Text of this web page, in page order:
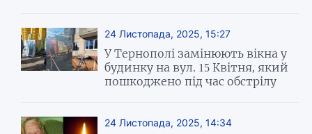
24 Листопада, 2025, 15:27
У Тернополі замінюють вікна у
будинку на вул. 15 Квітня, який
пошкоджено під час обстрілу
24 Листопада, 2025, 14:34